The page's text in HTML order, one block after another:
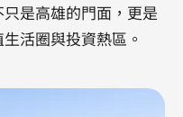
是高雄的門面，更是
活圈與投資熱區。